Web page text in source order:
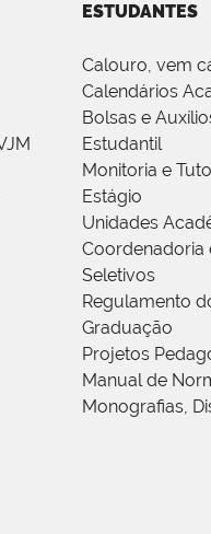
ESTUDANTES
Calouro, vem
Calendários
Bolsas e
Estudantil
Monitoria e
Estágio
Unidades
Coordenadoria
Seletivos
Regulamento
Graduação
Projetos
Manual de
Monografias,